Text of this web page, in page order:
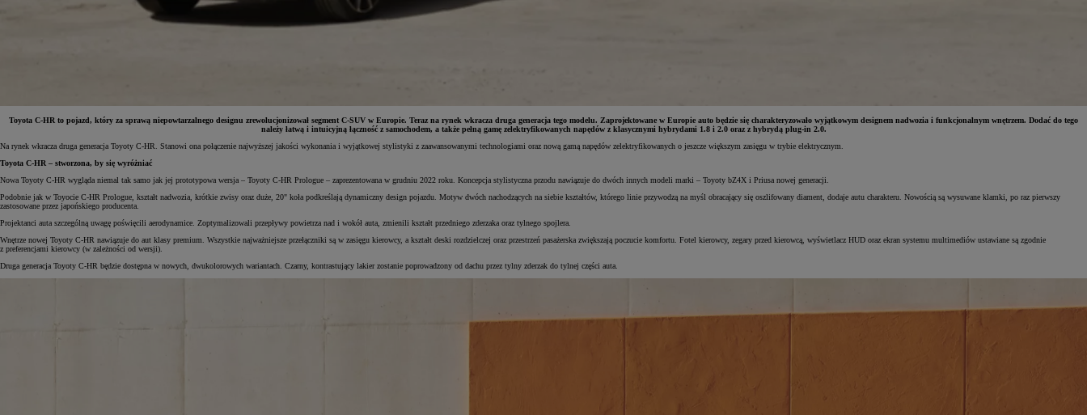
Yaris Cross
HYBRID
Toyota C-HR to pojazd, który za sprawą niepowtarzalnego designu zrewolucjonizował segment C-SUV w Europie. Teraz na rynek wkracza druga generacja tego modelu. Zaprojektowane w Europie auto będzie się charakteryzowało wyjątkowym designem nadwozia i funkcjonalnym wnętrzem. Dodać do tego
należy łatwą i intuicyjną łączność z samochodem, a także pełną gamę zelektryfikowanych napędów z klasycznymi hybrydami 1.8 i 2.0 oraz z hybrydą plug-in 2.0.
Na rynek wkracza druga generacja Toyoty C-HR. Stanowi ona połączenie najwyższej jakości wykonania i wyjątkowej stylistyki z zaawansowanymi technologiami oraz nową gamą napędów zelektryfikowanych o jeszcze większym zasięgu w trybie elektrycznym.
Toyota C-HR – stworzona, by się wyróżniać
Nowa Toyoty C-HR wygląda niemal tak samo jak jej prototypowa wersja – Toyoty C-HR Prologue – zaprezentowana w grudniu 2022 roku. Koncepcja stylistyczna przodu nawiązuje do dwóch innych modeli marki – Toyoty bZ4X i Priusa nowej generacji.
Podobnie jak w Toyocie C-HR Prologue, kształt nadwozia, krótkie zwisy oraz duże, 20" koła podkreślają dynamiczny design pojazdu. Motyw dwóch nachodzących na siebie kształtów, którego linie przywodzą na myśl obracający się oszlifowany diament, dodaje autu charakteru. Nowością są wysuwane klamki, po raz pierwszy
zastosowane przez japońskiego producenta.
Projektanci auta szczególną uwagę poświęcili aerodynamice. Zoptymalizowali przepływy powietrza nad i wokół auta, zmienili kształt przedniego zderzaka oraz tylnego spojlera.
Wnętrze nowej Toyoty C-HR nawiązuje do aut klasy premium. Wszystkie najważniejsze przełączniki są w zasięgu kierowcy, a kształt deski rozdzielczej oraz przestrzeń pasażerska zwiększają poczucie komfortu. Fotel kierowcy, zegary przed kierowcą, wyświetlacz HUD oraz ekran systemu multimediów ustawiane są zgodnie
z preferencjami kierowcy (w zależności od wersji).
Druga generacja Toyoty C-HR będzie dostępna w nowych, dwukolorowych wariantach. Czarny, kontrastujący lakier zostanie poprowadzony od dachu przez tylny zderzak do tylnej części auta.